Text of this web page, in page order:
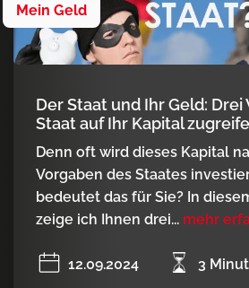
Mein Geld
Der Staat und Ihr Geld: Drei
Staat auf Ihr Kapital
Denn oft wird dieses Kapital
Vorgaben des Staates
bedeutet das für Sie? In
zeige ich Ihnen drei... mehr
12.09.2024 3